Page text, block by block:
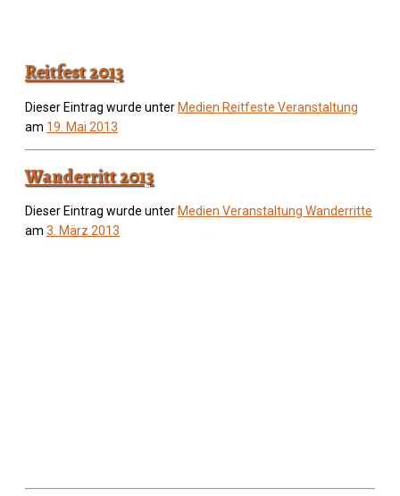
Reitfest 2013
Dieser Eintrag wurde unter Medien Reitfeste Veranstaltung
am 19. Mai 2013
Wanderritt 2013
Dieser Eintrag wurde unter Medien Veranstaltung Wanderritte
am 3. März 2013